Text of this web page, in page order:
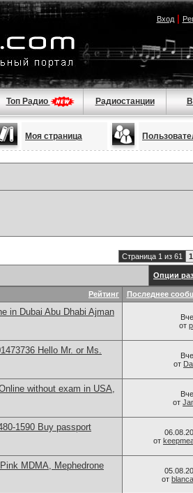
Вход|
Топ Радио Радиостанции
Моя страница
Страница 1 из 61 1
Опции
Рейтинг Последнее
in Dubai Abu Dhabi Ajman
от
Hello Mr. or Ms.
от
without exam in USA,
от
1590 Buy passport
от
MDMA, Mephedrone
от